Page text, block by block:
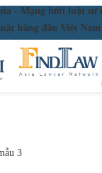
- Mạng lưới luật sư
hàng đầu Việt
3